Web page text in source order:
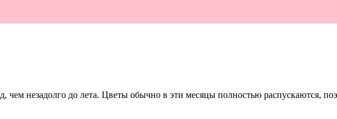
чем незадолго до лета. Цветы обычно в эти месяцы полностью распускаются,